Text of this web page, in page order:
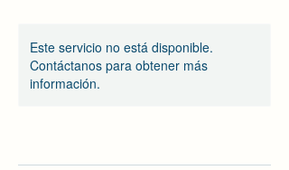
Este servicio no está disponible.
Contáctanos para obtener más
información.